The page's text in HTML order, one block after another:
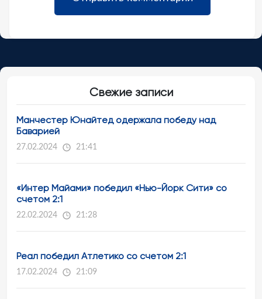
Свежие записи
Манчестер Юнайтед одержала победу над
Баварией
27.02.2024 21:41
«Интер Майами» победил «Нью-Йорк Сити» со
счетом 2:1
22.02.2024 21:28
Реал победил Атлетико со счетом 2:1
17.02.2024 21:09